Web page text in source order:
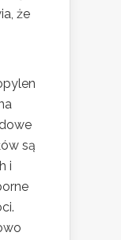
że
są
i